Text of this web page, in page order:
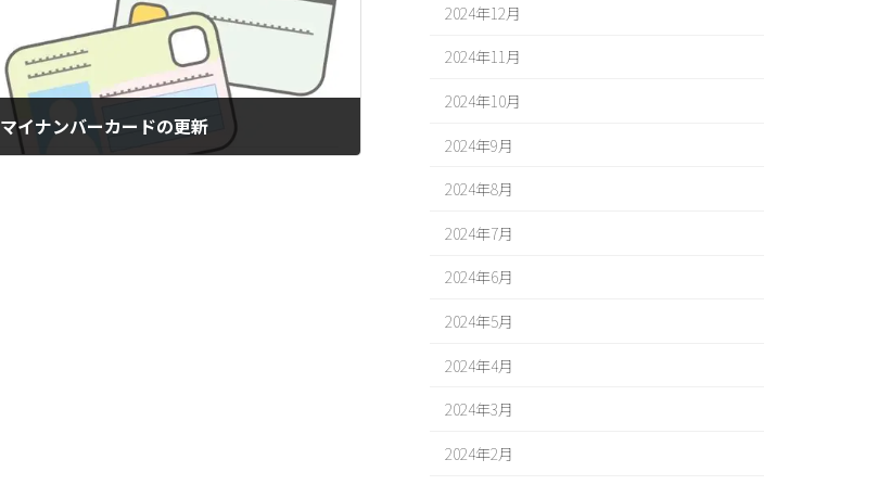
マイナンバーカードの更新
2024年12月
2024年11月
2024年10月
2024年9月
2024年8月
2024年7月
2024年6月
2024年5月
2024年4月
2024年3月
2024年2月